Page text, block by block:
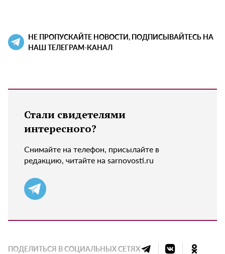
НЕ ПРОПУСКАЙТЕ НОВОСТИ, ПОДПИСЫВАЙТЕСЬ НА
НАШ ТЕЛЕГРАМ-КАНАЛ
Стали свидетелями
интересного?
Снимайте на телефон, присылайте в
редакцию, читайте на sarnovosti.ru
ПОДЕЛИТЬСЯ В СОЦИАЛЬНЫХ СЕТЯХ